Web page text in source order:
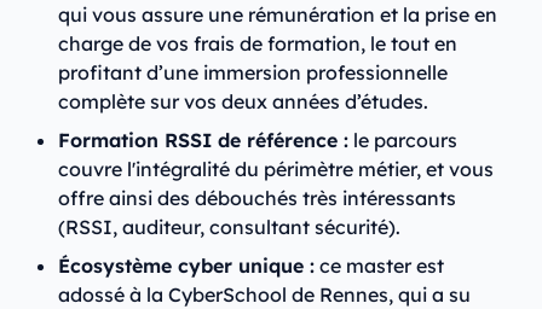
qui vous assure une rémunération et la prise en
charge de vos frais de formation, le tout en
profitant d’une immersion professionnelle
complète sur vos deux années d’études.
Formation RSSI de référence : le parcours
couvre l'intégralité du périmètre métier, et vous
offre ainsi des débouchés très intéressants
(RSSI, auditeur, consultant sécurité).
Écosystème cyber unique : ce master est
adossé à la CyberSchool de Rennes, qui a su